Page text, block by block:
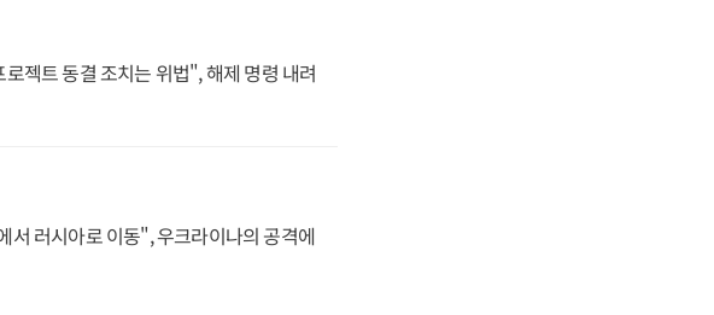
젝트 동결 조치는 위법", 해제 명령 내려
서 러시아로 이동", 우크라이나의 공격에